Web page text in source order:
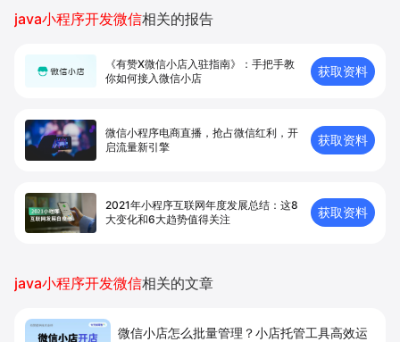
java小程序开发微信相关的报告
《有赞X微信小店入驻指南》：手把手教
你如何接入微信小店
获取资料
微信小程序电商直播，抢占微信红利，开
启流量新引擎
获取资料
2021年小程序互联网年度发展总结：这8
大变化和6大趋势值得关注
获取资料
java小程序开发微信相关的文章
微信小店怎么批量管理？小店托管工具高效运